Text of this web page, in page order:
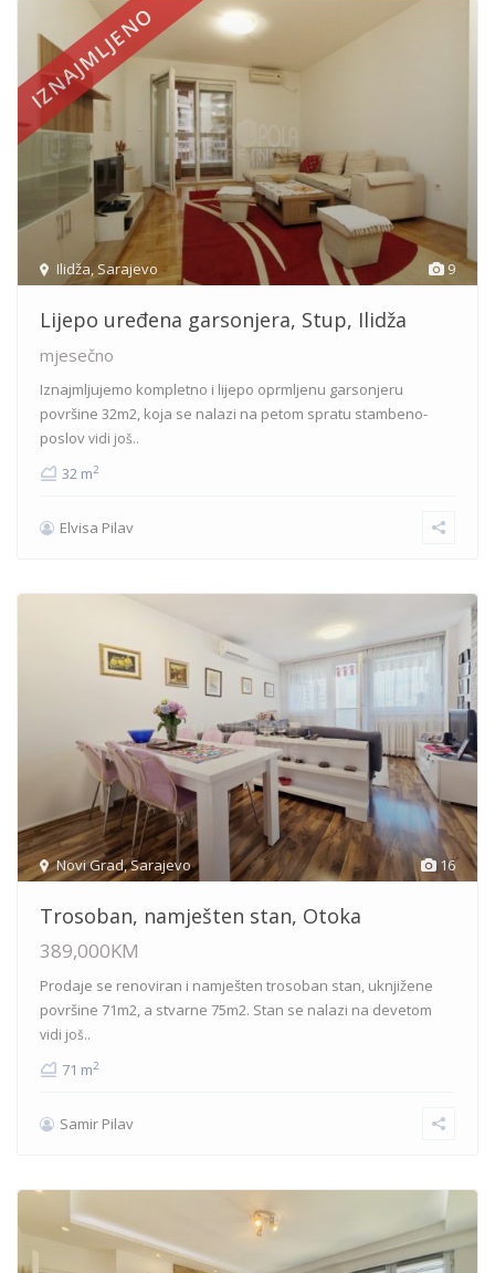
9
Ilidža, Sarajevo
IZNAJMLJENO
Lijepo uređena garsonjera, Stup, Ilidža
mjesečno
Iznajmljujemo kompletno i lijepo oprmljenu garsonjeru
površine 32m2, koja se nalazi na petom spratu stambeno-
poslovvidi još..
32 m2
Elvisa Pilav
16
Novi Grad,Sarajevo
Trosoban, namješten stan, Otoka
389,000KM
Prodaje se renoviran i namješten trosoban stan, uknjižene
površine 71m2, a stvarne 75m2. Stan se nalazi na devetom
vidi još..
71 m2
Samir Pilav